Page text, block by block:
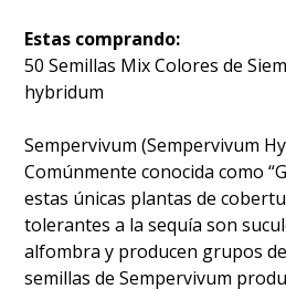
Estas comprando:
50 Semillas Mix Colores de
hybridum
Sempervivum (Sempervivum
Comúnmente conocida como
estas únicas plantas de
tolerantes a la sequía son
alfombra y producen grupos
semillas de Sempervivum